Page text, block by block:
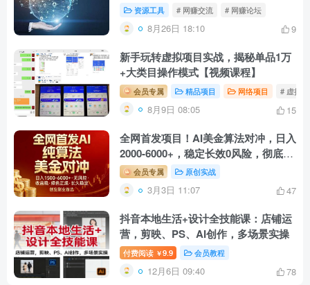
资源工具 # 网赚交流 # 网赚论坛
8月26日 18:10 9
新手玩转虚拟项目实战，揭秘单品1万
+大类目操作模式【视频课程】
会员专属 精品项目 网络项目 # 虚拟
8月9日 08:05 15
全网首发项目！AI美金算法对冲，日入
2000-6000+，稳定长效0风险，彻底告
别996，创业、副业逆…
会员专属 原创实战
3月3日 11:07 47
抖音本地生活+设计全技能课：店铺运
营，剪映、PS、AI创作，多场景实操
付费阅读 ￥9.9 会员教程
12月6日 09:40 78